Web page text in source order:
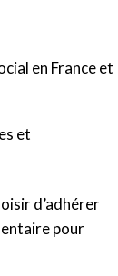
en France et
et
d’adhérer
pour